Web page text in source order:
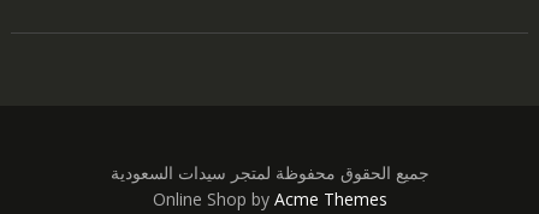
جميع الحقوق محفوظة لمتجر سيدات السعودية
Online Shop by Acme Themes